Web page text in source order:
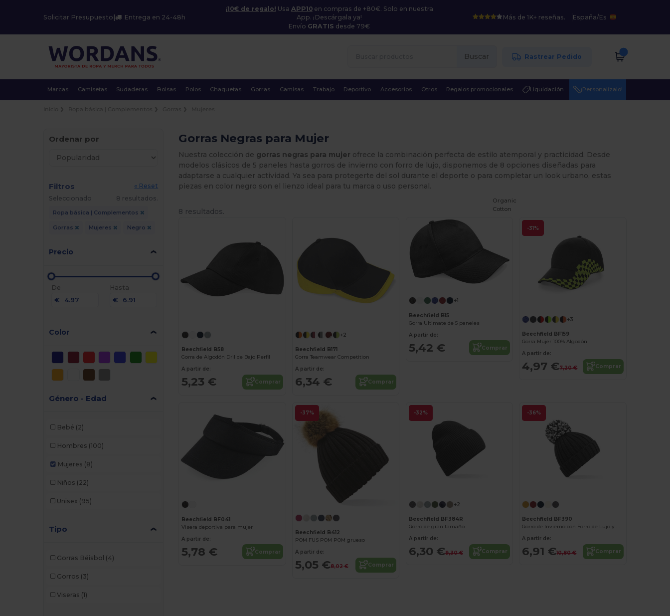
Solicitar Presupuesto Entrega en 24-48h
¡10€ de regalo! Usa APP10en compras de +80€. Solo en nuestra
App. ¡Descárgala ya!
Envío GRATIS desde 79€
Más de 1K+ reseñas. España/Es
Buscar Rastrear Pedido
Marcas Camisetas Sudaderas Bolsas Polos Chaquetas Gorras Camisas Trabajo Deportivo Accesorios Otros Regalos promocionales Liquidación ¡Personalízalo!
Ordenar por
Filtros
« Reset
Seleccionado
8 resultados.
Ropa básica | Complementos
Gorras Mujeres Negro
Precio
De
€
Hasta
€
Color
Género - Edad
Bebé (2)
Hombres (100)
Mujeres (8)
Niños (22)
Unisex (95)
Tipo
Gorras Béisbol (4)
Gorros (3)
Viseras (1)
Gorras Negras para Mujer
Nuestra colección de gorras negras para mujer ofrece la combinación perfecta de estilo atemporal y practicidad. Desde
modelos clásicos de 5 paneles hasta gorros de invierno con forro de lujo, disponemos de 8 opciones diseñadas para
adaptarse a cualquier actividad. Ya sea para protegerte del sol durante el deporte o para completar un look urbano, estas
piezas en color negro son el lienzo ideal para tu marca o uso personal.
8 resultados.
Beechfield B58
Gorra de Algodón Dril de Bajo Perfil
A partir de:
5,23 € Comprar
+2
Beechfield B171
Gorra Teamwear Competition
A partir de:
6,34 € Comprar
+1
Beechfield B15
Gorra Ultimate de 5 paneles
A partir de:
5,42 € Comprar
-31%
Organic
Cotton
+3
Beechfield BF159
Gorra Mujer 100% Algodón
A partir de:
4,97 €7,20 € Comprar
Beechfield BF041
Visera deportiva para mujer
A partir de:
5,78 € Comprar
-37%
Beechfield B412
POM FUS POM POM grueso
A partir de:
5,05 €8,02 € Comprar
-32%
+2
Beechfield BF384R
Gorro de gran tamaño
A partir de:
6,30 €9,30 € Comprar
-36%
Beechfield BF390
Gorro de Invierno con Forro de Lujo y Pom Pom
A partir de:
6,91 €10,80 € Comprar